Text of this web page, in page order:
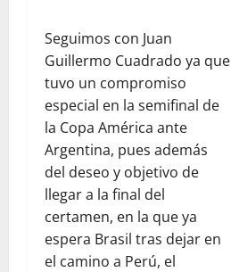
Seguimos con Juan
Guillermo Cuadrado ya que
tuvo un compromiso
especial en la semifinal de
la Copa América ante
Argentina, pues además
del deseo y objetivo de
llegar a la final del
certamen, en la que ya
espera Brasil tras dejar en
el camino a Perú, el